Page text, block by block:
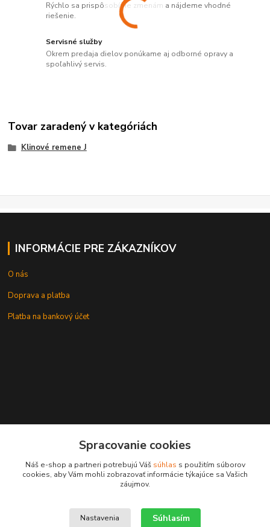
Rýchlo sa prispôsobíme zmenám a nájdeme vhodné
riešenie.
Servisné služby
Okrem predaja dielov ponúkame aj odborné opravy a
spoľahlivý servis.
Tovar zaradený v kategóriách
Klinové remene J
INFORMÁCIE PRE ZÁKAZNÍKOV
O nás
Doprava a platba
Platba na bankový účet
leksunsro@gmail.com
Spracovanie cookies
Náš e-shop a partneri potrebujú Váš súhlas s použitím súborov
cookies, aby Vám mohli zobrazovať informácie týkajúce sa Vašich
záujmov.
Nastavenia Súhlasím